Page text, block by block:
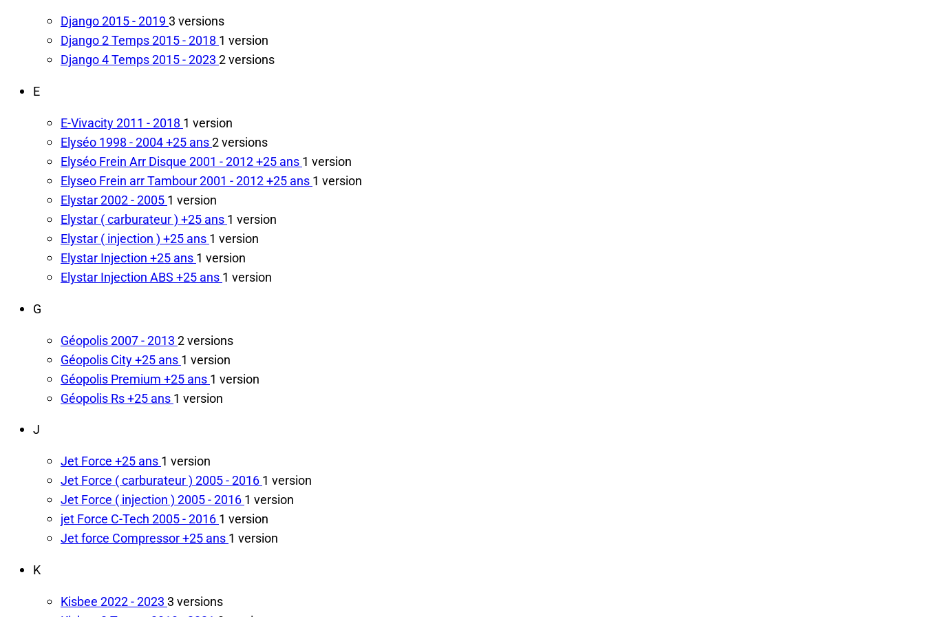
Django2015 - 2019 3 versions
Django 2 Temps2015 - 2018 1 version
Django 4 Temps2015 - 2023 2 versions
E
E-Vivacity2011 - 2018 1 version
Elyséo 1998 - 2004+25 ans2 versions
Elyséo Frein Arr Disque 2001 - 2012+25 ans 1 version
Elyseo Frein arr Tambour2001 - 2012+25 ans 1 version
Elystar2002 - 2005 1 version
Elystar ( carburateur ) +25 ans 1 version
Elystar ( injection ) +25 ans 1 version
Elystar Injection +25 ans 1 version
Elystar Injection ABS +25 ans 1 version
G
Géopolis2007 - 2013 2 versions
Géopolis City+25 ans 1 version
Géopolis Premium +25 ans 1 version
Géopolis Rs+25 ans 1 version
J
Jet Force +25 ans 1 version
Jet Force ( carburateur ) 2005 - 2016 1 version
Jet Force ( injection ) 2005 - 2016 1 version
jet Force C-Tech 2005 - 2016 1 version
Jet force Compressor+25 ans 1 version
K
Kisbee 2022 - 2023 3 versions